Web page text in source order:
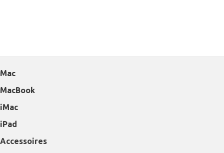
Mac
MacBook
iMac
iPad
Accessoires